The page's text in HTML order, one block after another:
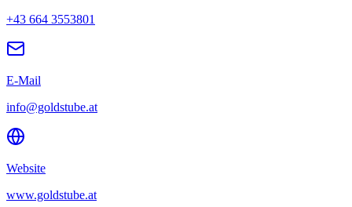
+43 664 3553801
E-Mail
info@goldstube.at
Website
www.goldstube.at